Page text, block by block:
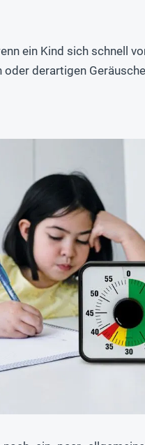
ein Kind sich schnell
derartigen